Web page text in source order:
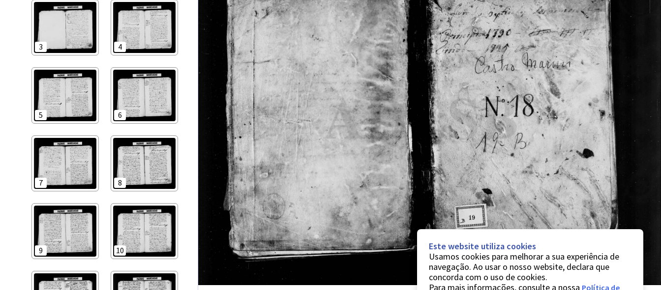
3 4
5 6
7 8
9 10
Este website utiliza cookies
Usamos cookies para melhorar a sua experiência de
navegação. Ao usar o nosso website, declara que
concorda com o uso de cookies.
Para mais informações, consulte a nossa Política de